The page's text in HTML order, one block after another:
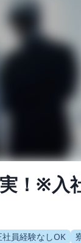
！※入
社員経験なしOK